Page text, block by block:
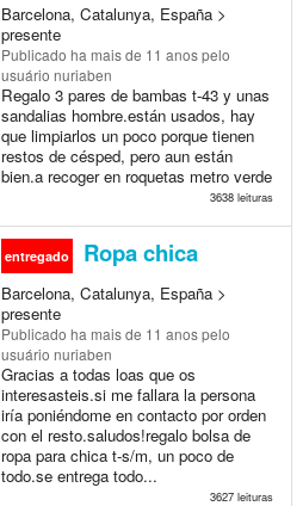
Barcelona, Catalunya, España >
presente
Publicado ha mais de 11 anospelo
usuário nuriaben
Regalo 3 pares de bambas t-43 y unas
sandalias hombre.están usados, hay
que limpiarlos un poco porque tienen
restos de césped, pero aun están
bien.a recoger en roquetas metro verde
3638 leituras
entregado Ropa chica
Barcelona, Catalunya, España >
presente
Publicado ha mais de 11 anospelo
usuário nuriaben
Gracias a todas loas que os
interesasteis.si me fallara la persona
iría poniéndome en contacto por orden
con el resto.saludos!regalo bolsa de
ropa para chica t-s/m, un poco de
todo.se entrega todo...
3627 leituras